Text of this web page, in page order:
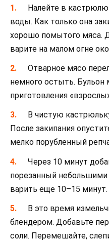
Налейте в
воды. Как только она
хорошо помытого мяса.
варите на малом огне
Отварное мясо
немного остыть. Бульон
приготовления
В чистую
После закипания
мелко порубленный
Через 10 минут
порезанный
варить еще 10–15 минут.
В это время
блендером. Добавьте
соли. Перемешайте,